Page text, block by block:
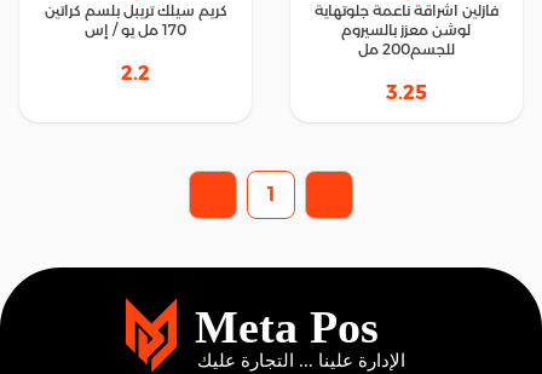
فازلين اشراقة ناعمة جلوتهاية
لوشن معزز بالسيروم
للجسم200 مل
3.25
كريم سيلك تريبل بلسم كراتين
170 مل يو / إس
2.2
1